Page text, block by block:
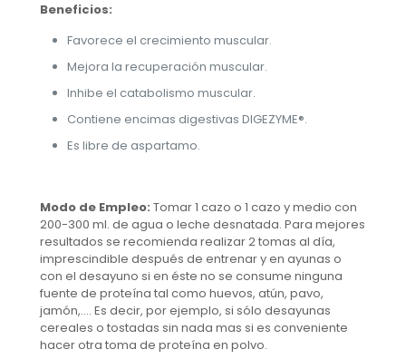
Beneficios:
Favorece el crecimiento muscular.
Mejora la recuperación muscular.
Inhibe el catabolismo muscular.
Contiene encimas digestivas DIGEZYME®.
Es libre de aspartamo.
Modo de Empleo: Tomar 1 cazo o 1 cazo y medio con
200-300 ml. de agua o leche desnatada. Para mejores
resultados se recomienda realizar 2 tomas al día,
imprescindible después de entrenar y en ayunas o
con el desayuno si en éste no se consume ninguna
fuente de proteína tal como huevos, atún, pavo,
jamón,…. Es decir, por ejemplo, si sólo desayunas
cereales o tostadas sin nada mas si es conveniente
hacer otra toma de proteína en polvo.